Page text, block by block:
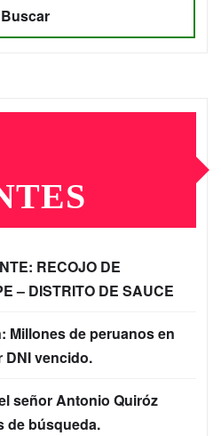
Buscar
RECOJO DE
– DISTRITO DE SAUCE
Millones de peruanos en
DNI vencido.
señor Antonio Quiróz
de búsqueda.